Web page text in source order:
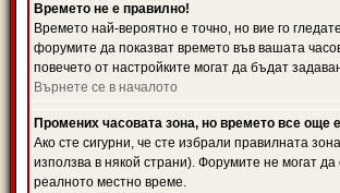
Времето не е правилно!
Времето най-вероятно е точно, но вие го
форумите да показват времето във вашата
повечето от настройките могат да бъдат
Върнете се в началото
Промених часовата зона, но времето все още
Ако сте сигурни, че сте избрали правилната
използва в някой страни). Форумите не могат
реалното местно време.